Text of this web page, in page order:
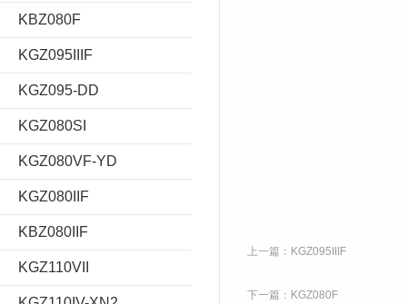
KBZ080F
KGZ095IIIF
KGZ095-DD
KGZ080SI
KGZ080VF-YD
KGZ080IIF
KBZ080IIF
KGZ110VII
上一篇： KGZ095IIIF
下一篇： KGZ080F